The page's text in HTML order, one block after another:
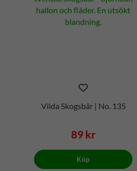
Vilda Skogsbär | No. 135
89 kr
Köp